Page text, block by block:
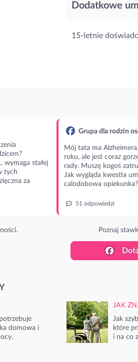
Dodatkowe
15-letnie
wymaga stałej
tych
za
Grupa dla rodzin
Mój tata ma
roku, ale jest coraz
rady. Muszę kogoś
Jak wygląda kwestia
calodobowa opiekunka?
51 odpowiedzi
Poznaj
domowa i
JAK
Jak
które
i na co